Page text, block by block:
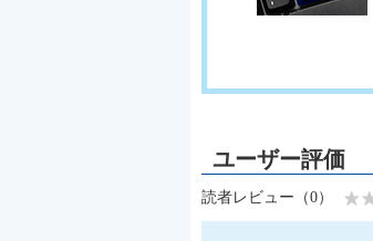
読者レビュー（0）